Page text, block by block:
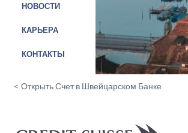
НОВОСТИ
КАРЬЕРА
КОНТАКТЫ
< Открыть Счет в Швейцарском Банке